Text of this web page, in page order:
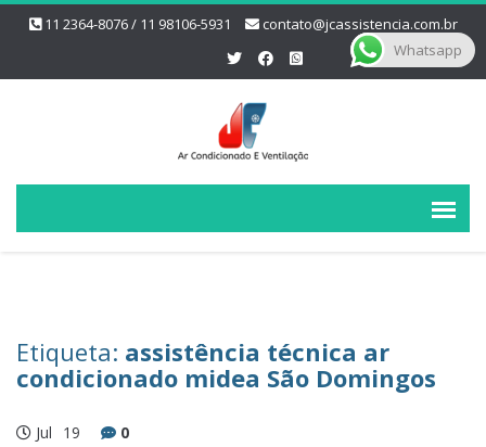
11 2364-8076 / 11 98106-5931 contato@jcassistencia.com.br
Etiqueta: assistência técnica ar
condicionado midea São Domingos
Jul 19 0
Whatsapp